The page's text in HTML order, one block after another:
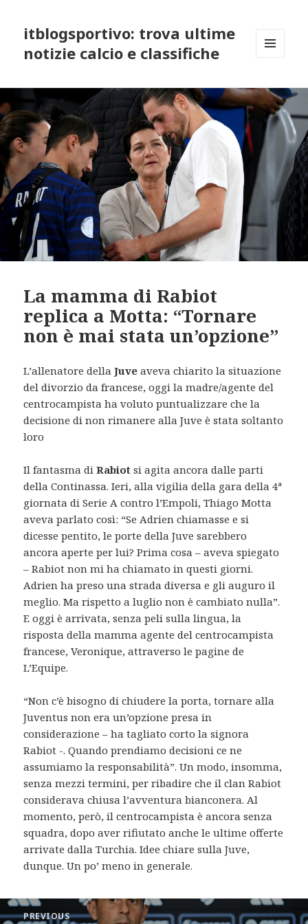
itblogsportivo: trova ultime
notizie calcio e classifiche
WIDGETS
La mamma di Rabiot
replica a Motta: “Tornare
non è mai stata un’opzione”
L’allenatore dellaJuve aveva chiarito la situazione
del divorzio da francese, oggi la madre/agente del
centrocampista ha voluto puntualizzare che la
decisione di non rimanere alla Juve è stata soltanto
loro
Il fantasma diRabiot si agita ancora dalle parti
della Continassa. Ieri, alla vigilia della gara della 4ª
giornata di Serie A contro l’Empoli, Thiago Motta
aveva parlato così: “Se Adrien chiamasse e si
dicesse pentito, le porte della Juve sarebbero
ancora aperte per lui? Prima cosa – aveva spiegato
– Rabiot non mi ha chiamato in questi giorni.
Adrien ha preso una strada diversa e gli auguro il
meglio. Ma rispetto a luglio non è cambiato nulla”.
E oggi è arrivata, senza peli sulla lingua, la
risposta della mamma agente del centrocampista
francese, Veronique, attraverso le pagine de
L’Equipe.
“Non c’è bisogno di chiudere la porta, tornare alla
Juventus non era un’opzione presa in
considerazione – ha tagliato corto la signora
Rabiot -. Quando prendiamo decisioni ce ne
assumiamo la responsabilità”. Un modo, insomma,
senza mezzi termini, per ribadire che il clan Rabiot
considerava chiusa l’avventura bianconera. Al
momento, però, il centrocampista è ancora senza
squadra, dopo aver rifiutato anche le ultime offerte
arrivate dalla Turchia. Idee chiare sulla Juve,
dunque. Un po’ meno in generale.
Post
PREVIOUS